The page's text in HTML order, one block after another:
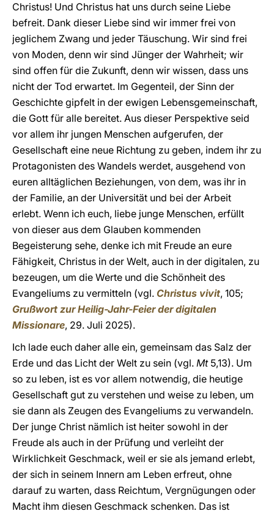
Christus! Und Christus hat uns durch seine Liebe
befreit. Dank dieser Liebe sind wir immer frei von
jeglichem Zwang und jeder Täuschung. Wir sind frei
von Moden, denn wir sind Jünger der Wahrheit; wir
sind offen für die Zukunft, denn wir wissen, dass uns
nicht der Tod erwartet. Im Gegenteil, der Sinn der
Geschichte gipfelt in der ewigen Lebensgemeinschaft,
die Gott für alle bereitet. Aus dieser Perspektive seid
vor allem ihr jungen Menschen aufgerufen, der
Gesellschaft eine neue Richtung zu geben, indem ihr zu
Protagonisten des Wandels werdet, ausgehend von
euren alltäglichen Beziehungen, von dem, was ihr in
der Familie, an der Universität und bei der Arbeit
erlebt. Wenn ich euch, liebe junge Menschen, erfüllt
von dieser aus dem Glauben kommenden
Begeisterung sehe, denke ich mit Freude an eure
Fähigkeit, Christus in der Welt, auch in der digitalen, zu
bezeugen, um die Werte und die Schönheit des
Evangeliums zu vermitteln (vgl. Christus vivit, 105;
Grußwort zur Heilig-Jahr-Feier der digitalen
Missionare, 29. Juli 2025).
Ich lade euch daher alle ein, gemeinsam das Salz der
Erde und das Licht der Welt zu sein (vgl. Mt5,13). Um
so zu leben, ist es vor allem notwendig, die heutige
Gesellschaft gut zu verstehen und weise zu leben, um
sie dann als Zeugen des Evangeliums zu verwandeln.
Der junge Christ nämlich ist heiter sowohl in der
Freude als auch in der Prüfung und verleiht der
Wirklichkeit Geschmack, weil er sie als jemand erlebt,
der sich in seinem Innern am Leben erfreut, ohne
darauf zu warten, dass Reichtum, Vergnügungen oder
Macht ihm diesen Geschmack schenken. Das ist